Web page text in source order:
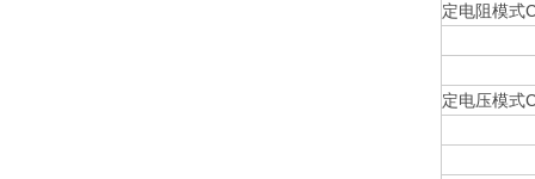
定电阻模式
定电压模式